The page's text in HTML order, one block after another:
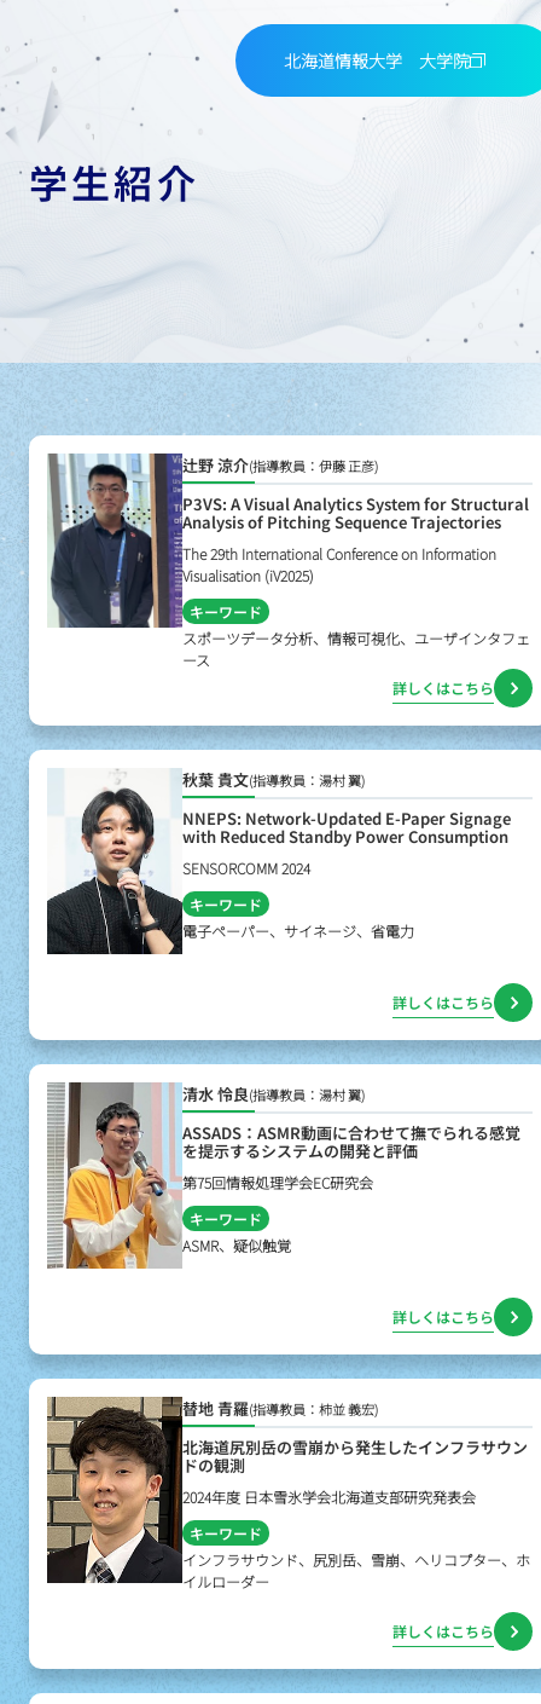
北海道情報大学 大学院
学生紹介
辻野 涼介(指導教員：伊藤 正彦)
P3VS: A Visual Analytics System for Structural
Analysis of Pitching Sequence Trajectories
The 29th International Conference on Information
Visualisation (iV2025)
キーワード
スポーツデータ分析、情報可視化、ユーザインタフェ
ース
詳しくはこちら
秋葉 貴文(指導教員：湯村 翼)
NNEPS: Network-Updated E-Paper Signage
with Reduced Standby Power Consumption
SENSORCOMM 2024
キーワード
電子ペーパー、サイネージ、省電力
詳しくはこちら
清水 怜良(指導教員：湯村 翼)
ASSADS：ASMR動画に合わせて撫でられる感覚
を提示するシステムの開発と評価
第75回情報処理学会EC研究会
キーワード
ASMR、疑似触覚
詳しくはこちら
替地 青羅(指導教員：柿並 義宏)
北海道尻別岳の雪崩から発生したインフラサウン
ドの観測
2024年度 日本雪氷学会北海道支部研究発表会
キーワード
インフラサウンド、尻別岳、雪崩、ヘリコプター、ホ
イルローダー
詳しくはこちら